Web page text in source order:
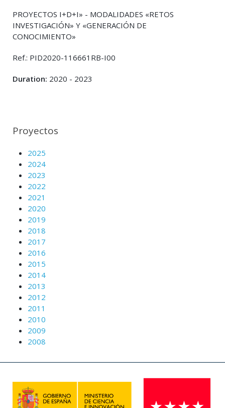
PROYECTOS I+D+I» - MODALIDADES «RETOS
INVESTIGACIÓN» Y «GENERACIÓN DE
CONOCIMIENTO»
Ref.: PID2020-116661RB-I00
Duration: 2020 - 2023
Proyectos
2025
2024
2023
2022
2021
2020
2019
2018
2017
2016
2015
2014
2013
2012
2011
2010
2009
2008